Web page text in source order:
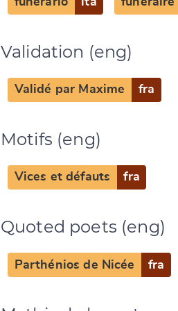
Validation (eng)
Validé par Maxime fra
Motifs (eng)
Vices et défauts fra
Quoted poets (eng)
Parthénios de Nicée fra